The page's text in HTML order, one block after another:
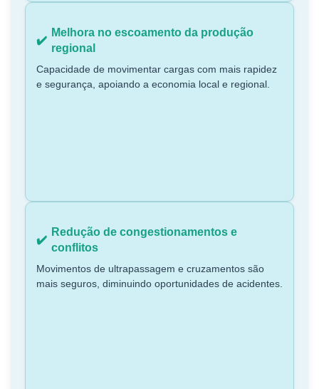
Melhora no escoamento da produção
regional
Capacidade de movimentar cargas com mais rapidez
e segurança, apoiando a economia local e regional.
Redução de congestionamentos e
conflitos
Movimentos de ultrapassagem e cruzamentos são
mais seguros, diminuindo oportunidades de acidentes.